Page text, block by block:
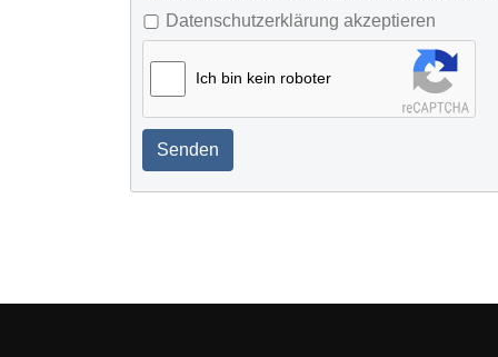
Datenschutzerklärung akzeptieren
Ich bin kein roboter
Senden